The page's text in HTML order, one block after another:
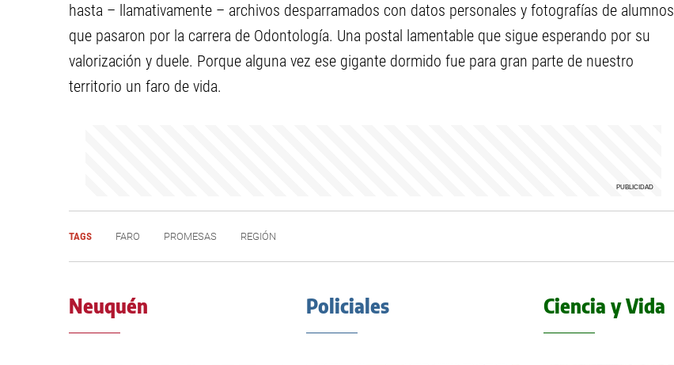
hasta – llamativamente – archivos desparramados con datos personales y fotografías de alumnos
que pasaron por la carrera de Odontología. Una postal lamentable que sigue esperando por su
valorización y duele. Porque alguna vez ese gigante dormido fue para gran parte de nuestro
territorio un faro de vida.
TAGS FARO PROMESAS REGIÓN
Neuquén Policiales Ciencia y Vida